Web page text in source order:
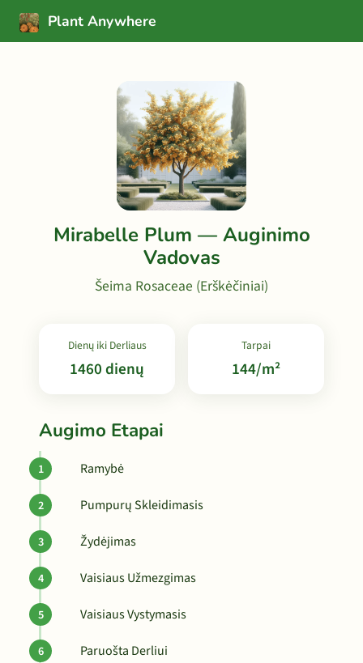
Plant Anywhere
Mirabelle Plum — Auginimo
Vadovas
Šeima Rosaceae (Erškėčiniai)
Dienų iki Derliaus
1460 dienų
Tarpai
144/m²
Augimo Etapai
Ramybė
Pumpurų Skleidimasis
Žydėjimas
Vaisiaus Užmezgimas
Vaisiaus Vystymasis
Paruošta Derliui